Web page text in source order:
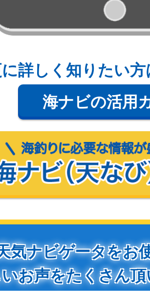
詳しく知りたい
海ナビの活用
気ナビゲータをお
お声をたくさん